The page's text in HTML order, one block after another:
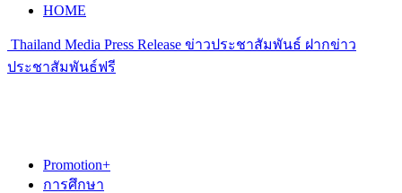
HOME
Thailand Media Press Release ข่าวประชาสัมพันธ์ ฝากข่าว
ประชาสัมพันธ์ฟรี
Promotion+
การศึกษา